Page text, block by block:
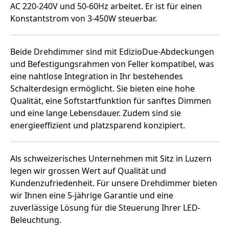
AC 220-240V und 50-60Hz arbeitet. Er ist für einen
Konstantstrom von 3-450W steuerbar.
Beide Drehdimmer sind mit EdizioDue-Abdeckungen
und Befestigungsrahmen von Feller kompatibel, was
eine nahtlose Integration in Ihr bestehendes
Schalterdesign ermöglicht. Sie bieten eine hohe
Qualität, eine Softstartfunktion für sanftes Dimmen
und eine lange Lebensdauer. Zudem sind sie
energieeffizient und platzsparend konzipiert.
Als schweizerisches Unternehmen mit Sitz in Luzern
legen wir grossen Wert auf Qualität und
Kundenzufriedenheit. Für unsere Drehdimmer bieten
wir Ihnen eine 5-jährige Garantie und eine
zuverlässige Lösung für die Steuerung Ihrer LED-
Beleuchtung.